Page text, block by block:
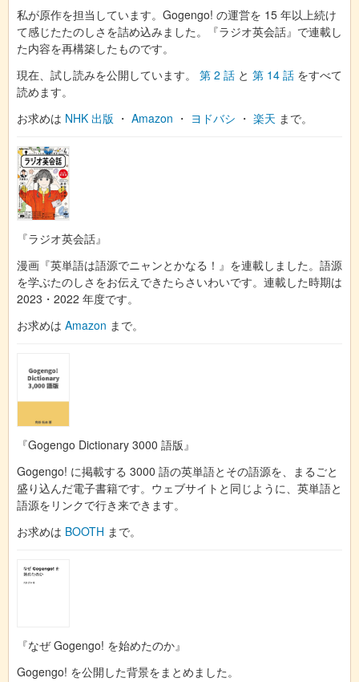
私が原作を担当しています。Gogengo! の運営を 15 年以上続け
て感じたたのしさを詰め込みました。『ラジオ英会話』で連載し
た内容を再構築したものです。
現在、試し読みを公開しています。 第 2 話 と 第 14 話 をすべて
読めます。
お求めは NHK 出版 ・ Amazon ・ ヨドバシ ・ 楽天 まで。
『ラジオ英会話』
漫画『英単語は語源でニャンとかなる！』を連載しました。語源
を学ぶたのしさをお伝えできたらさいわいです。連載した時期は
2023・2022 年度です。
お求めは Amazon まで。
『Gogengo Dictionary 3000 語版』
Gogengo! に掲載する 3000 語の英単語とその語源を、まるごと
盛り込んだ電子書籍です。ウェブサイトと同じように、英単語と
語源をリンクで行き来できます。
お求めは BOOTH まで。
『なぜ Gogengo! を始めたのか』
Gogengo! を公開した背景をまとめました。